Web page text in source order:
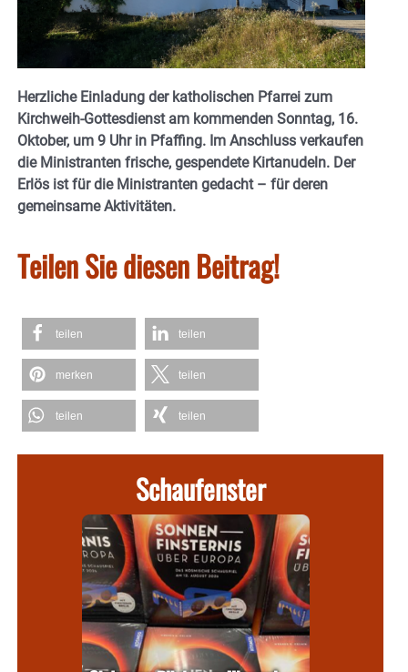
Herzliche Einladung der katholischen Pfarrei zum
Kirchweih-Gottesdienst am kommenden Sonntag, 16.
Oktober, um 9 Uhr in Pfaffing. Im Anschluss verkaufen
die Ministranten frische, gespendete Kirtanudeln. Der
Erlös ist für die Ministranten gedacht – für deren
gemeinsame Aktivitäten.
Teilen Sie diesen Beitrag!
teilen teilen
merken teilen
teilen teilen
Schaufenster